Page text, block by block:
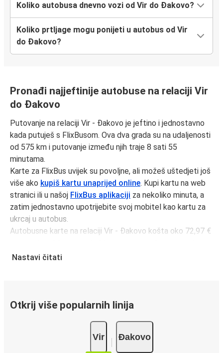
Koliko autobusa dnevno vozi od Vir do Đakovo?
Koliko prtljage mogu ponijeti u autobus od Vir
do Đakovo?
Pronađi najjeftinije autobuse na relaciji Vir
do Đakovo
Putovanje na relaciji Vir - Đakovo je jeftino i jednostavno
kada putuješ s FlixBusom. Ova dva grada su na udaljenosti
od 575 km i putovanje između njih traje 8 sati 55
minutama.
Karte za FlixBus uvijek su povoljne, ali možeš uštedjeti još
više ako kupiš kartu unaprijed online. Kupi kartu na web
stranici ili u našoj FlixBus aplikaciji za nekoliko minuta, a
zatim jednostavno upotrijebite svoj mobitel kao kartu za
ukrcaj u autobus.
Autobusne karte na relaciji Vir - Đakovo košta oko 72,97 €
48,97 € ako rezerviraš unaprijed i/ili izvan prometnog
minimalno
8 sati 55 minutama.
Putovanje autobusom jeekološki najprihvatljiviji način
Nastavi čitati
Otkrij više popularnih linija
Vir Đakovo